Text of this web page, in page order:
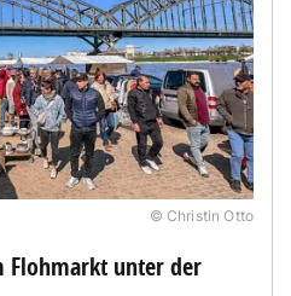
© Christin Otto
Flohmarkt unter der